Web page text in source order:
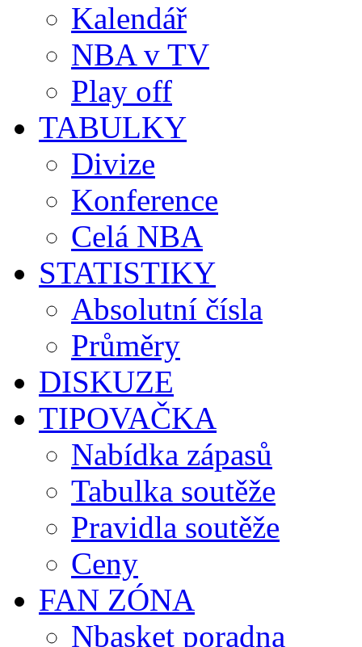
Kalendář
NBA v TV
Play off
TABULKY
Divize
Konference
Celá NBA
STATISTIKY
Absolutní čísla
Průměry
DISKUZE
TIPOVAČKA
Nabídka zápasů
Tabulka soutěže
Pravidla soutěže
Ceny
FAN ZÓNA
Nbasket poradna